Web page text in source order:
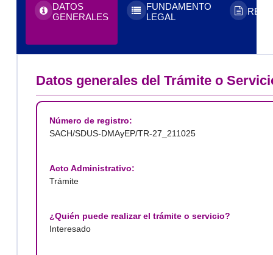
DATOS
GENERALES
FUNDAMENTO
LEGAL
Datos generales del Trámite o
Número de registro:
SACH/SDUS-DMAyEP/TR-27_211025
Acto Administrativo:
Trámite
¿Quién puede realizar el trámite o servicio?
Interesado